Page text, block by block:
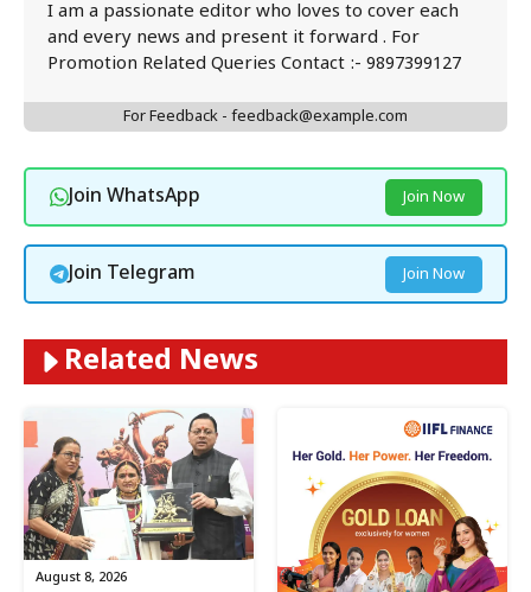
I am a passionate editor who loves to cover each
and every news and present it forward . For
Promotion Related Queries Contact :- 9897399127
For Feedback - feedback@example.com
Join WhatsApp Join Now
Join Telegram Join Now
Related News
August 8, 2026